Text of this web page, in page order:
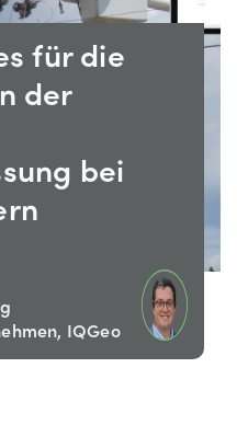
für die
der
bei
IQGeo